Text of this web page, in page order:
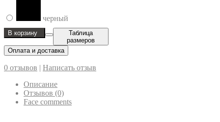
черный
В корзину
Таблица
размеров
Оплата и доставка
0 отзывов | Написать отзыв
Описание
Отзывов (0)
Face comments